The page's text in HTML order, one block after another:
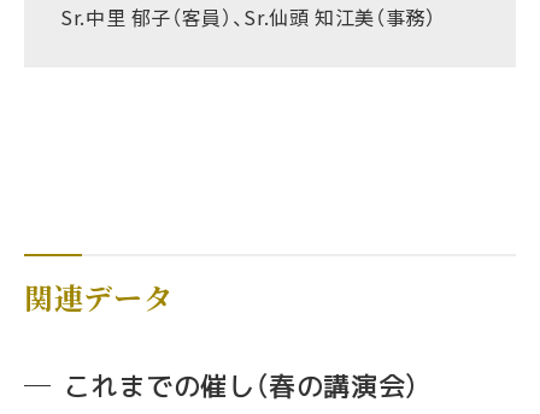
Sr.中里 郁子（客員）、Sr.仙頭 知江美（事務）
関連データ
これまでの催し（春の講演会）